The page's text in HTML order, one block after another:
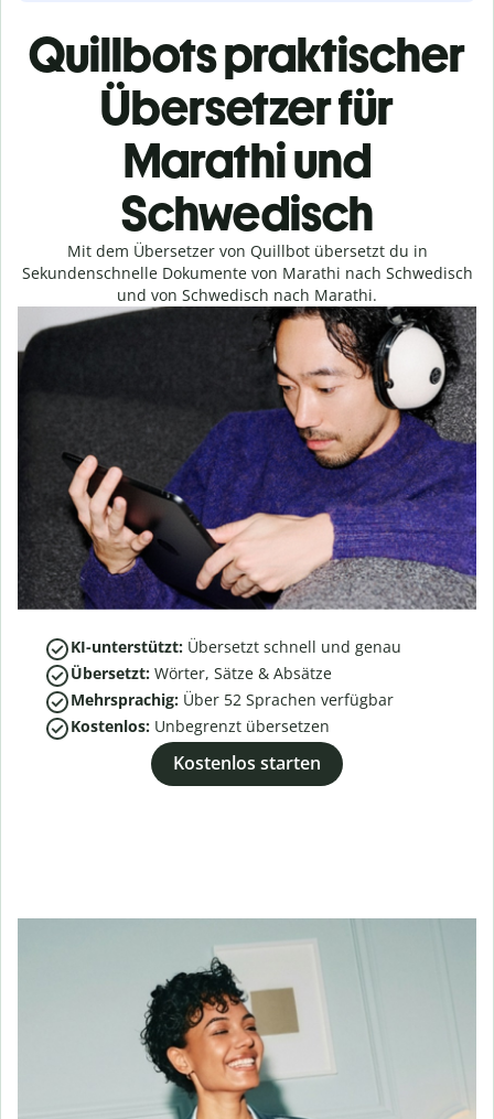
Quillbots praktischer
Übersetzer für
Marathi und
Schwedisch
Mit dem Übersetzer von Quillbot übersetzt du in
Sekundenschnelle Dokumente von Marathi nach Schwedisch
und von Schwedisch nach Marathi.
KI-unterstützt: Übersetzt schnell und genau
Übersetzt: Wörter, Sätze & Absätze
Mehrsprachig: Über 52 Sprachen verfügbar
Kostenlos: Unbegrenzt übersetzen
Kostenlos starten